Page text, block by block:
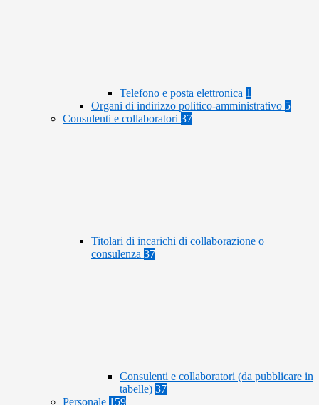
Telefono e posta elettronica 1
Organi di indirizzo politico-amministrativo 5
Consulenti e collaboratori 37
Titolari di incarichi di collaborazione o
consulenza 37
Consulenti e collaboratori (da pubblicare in
tabelle) 37
Personale 159